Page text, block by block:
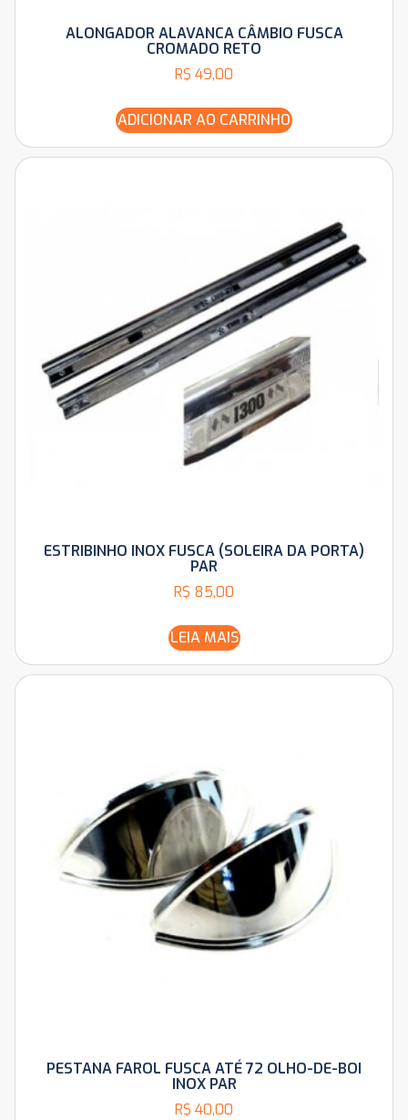
ALONGADOR ALAVANCA CÂMBIO FUSCA
CROMADO RETO
R$ 49,00
ADICIONAR AO CARRINHO
ESTRIBINHO INOX FUSCA (SOLEIRA DA PORTA)
PAR
R$ 85,00
LEIA MAIS
PESTANA FAROL FUSCA ATÉ 72 OLHO-DE-BOI
INOX PAR
R$ 40,00